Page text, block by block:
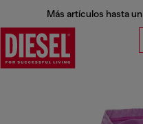
Más artículos hasta